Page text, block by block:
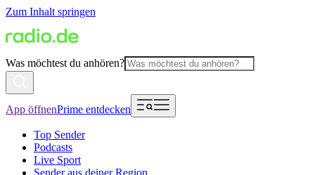
Zum Inhalt springen
Was möchtest du anhören?
App öffnenPrime entdecken
Top Sender
Podcasts
Live Sport
Sender aus deiner Region